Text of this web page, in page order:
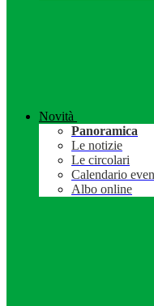
Novità
Panoramica
Le notizie
Le circolari
Calendario
Albo online